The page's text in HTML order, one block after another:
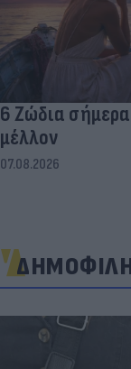
6 Ζώδια
μέλλον
07.08.2026